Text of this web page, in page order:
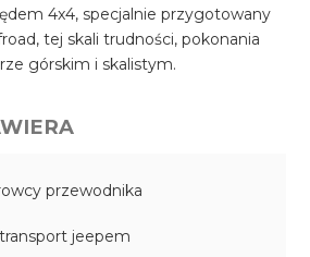
4x4, specjalnie przygotowany
tej skali trudności, pokonania
górskim i skalistym.
przewodnika
jeepem